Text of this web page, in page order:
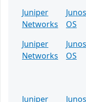
Juniper
Networks
Junos
OS
Juniper
Networks
Junos
OS
Juniper
Junos